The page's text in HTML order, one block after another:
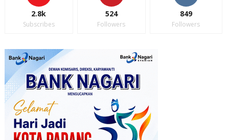
2.8k
Subscribes
524
Followers
849
Followers